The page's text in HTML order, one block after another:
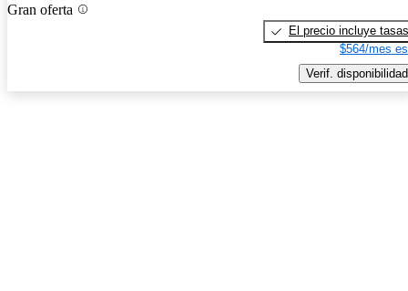
Gran oferta
El precio incluye tasas
$564/mes
Verif. disponibilidad